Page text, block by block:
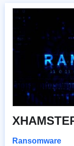
Ransomware